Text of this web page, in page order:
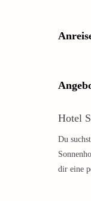
Hotel
Du
dir eine